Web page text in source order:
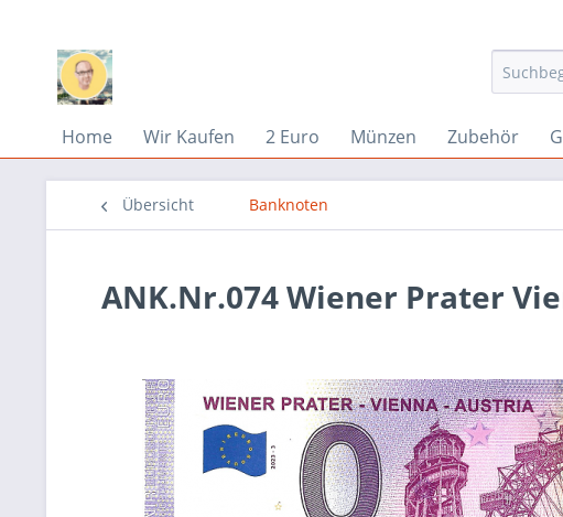
Home Wir Kaufen 2 Euro Münzen Zubehör
Übersicht Banknoten
ANK.Nr.074 Wiener Prater